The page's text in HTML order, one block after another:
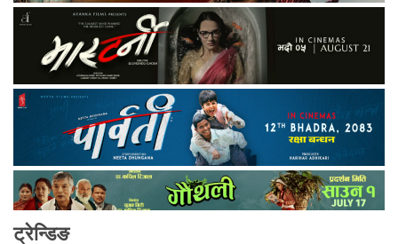
ट्रेन्डिङ